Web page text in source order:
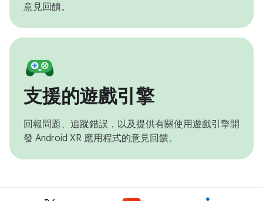
意見回饋。
支援的遊戲引擎
回報問題、追蹤錯誤，以及提供有關使用遊戲引擎開
發 Android XR 應用程式的意見回饋。